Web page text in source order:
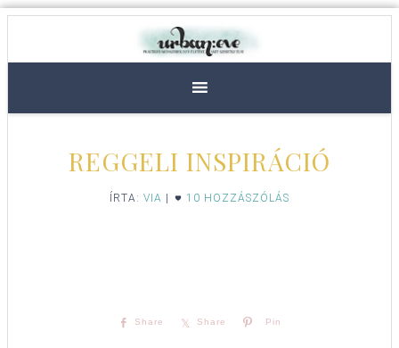
REGGELI INSPIRÁCIÓ
ÍRTA: VIA 10 HOZZÁSZÓLÁS
Share Share Pin